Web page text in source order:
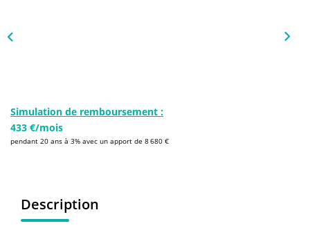
Simulation de remboursement :
433 €/mois
pendant 20 ans à 3% avec un apport de 8 680 €
Description